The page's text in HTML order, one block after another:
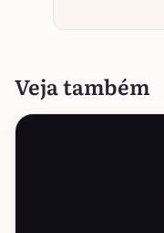
Veja também